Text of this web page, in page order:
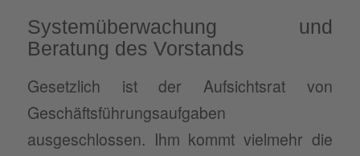
Systemüberwachung und
Beratung des Vorstands
Gesetzlich ist der Aufsichtsrat von
Geschäftsführungsaufgaben
ausgeschlossen. Ihm kommt vielmehr die